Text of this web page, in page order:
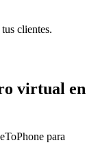
clientes.
virtual en
para